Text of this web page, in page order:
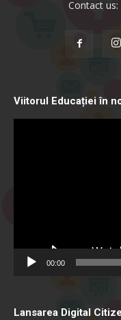
Contact us:
Viitorul Educației în
00:00
Lansarea Digital